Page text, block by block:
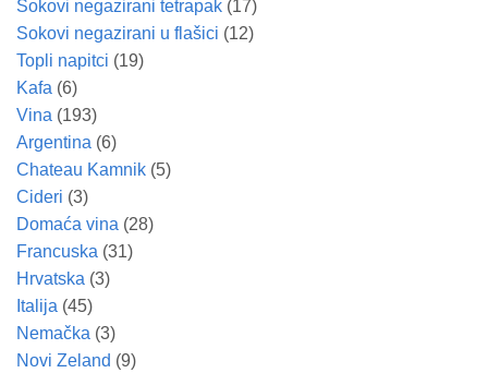
Sokovi negazirani tetrapak (17)
Sokovi negazirani u flašici (12)
Topli napitci (19)
Kafa (6)
Vina (193)
Argentina (6)
Chateau Kamnik (5)
Cideri (3)
Domaća vina (28)
Francuska (31)
Hrvatska (3)
Italija (45)
Nemačka (3)
Novi Zeland (9)